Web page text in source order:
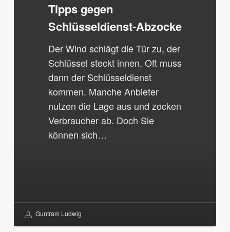
Tipps gegen
Schlüsseldienst-Abzocke
Der Wind schlägt die Tür zu, der
Schlüssel steckt innen. Oft muss
dann der Schlüsseldienst
kommen. Manche Anbieter
nutzen die Lage aus und zocken
Verbraucher ab. Doch Sie
können sich…
Guntram Ludwig